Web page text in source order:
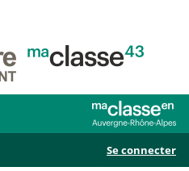
Se connecter